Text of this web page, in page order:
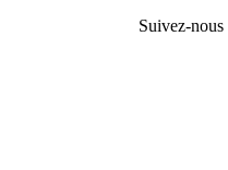
Suivez-nous